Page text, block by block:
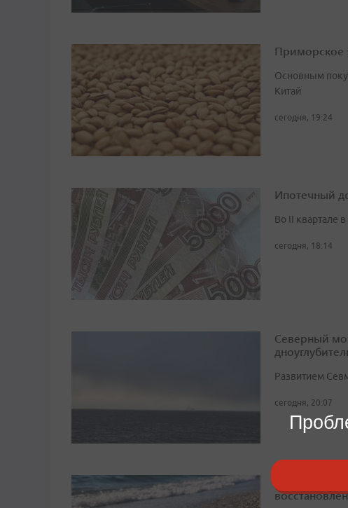
Приморское
Основным
Китай
сегодня, 19:24
Ипотечный
Во II квартале
сегодня, 18:14
Северный
Развитием
сегодня, 20:07
Блогер из